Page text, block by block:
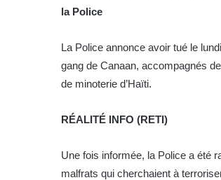
la Police
La Police annonce avoir tué le
gang de Canaan, accompagnés
de minoterie d’Haïti.
RÉALITÉ INFO (RETI)
Une fois informée, la Police a été
malfrats qui cherchaient à